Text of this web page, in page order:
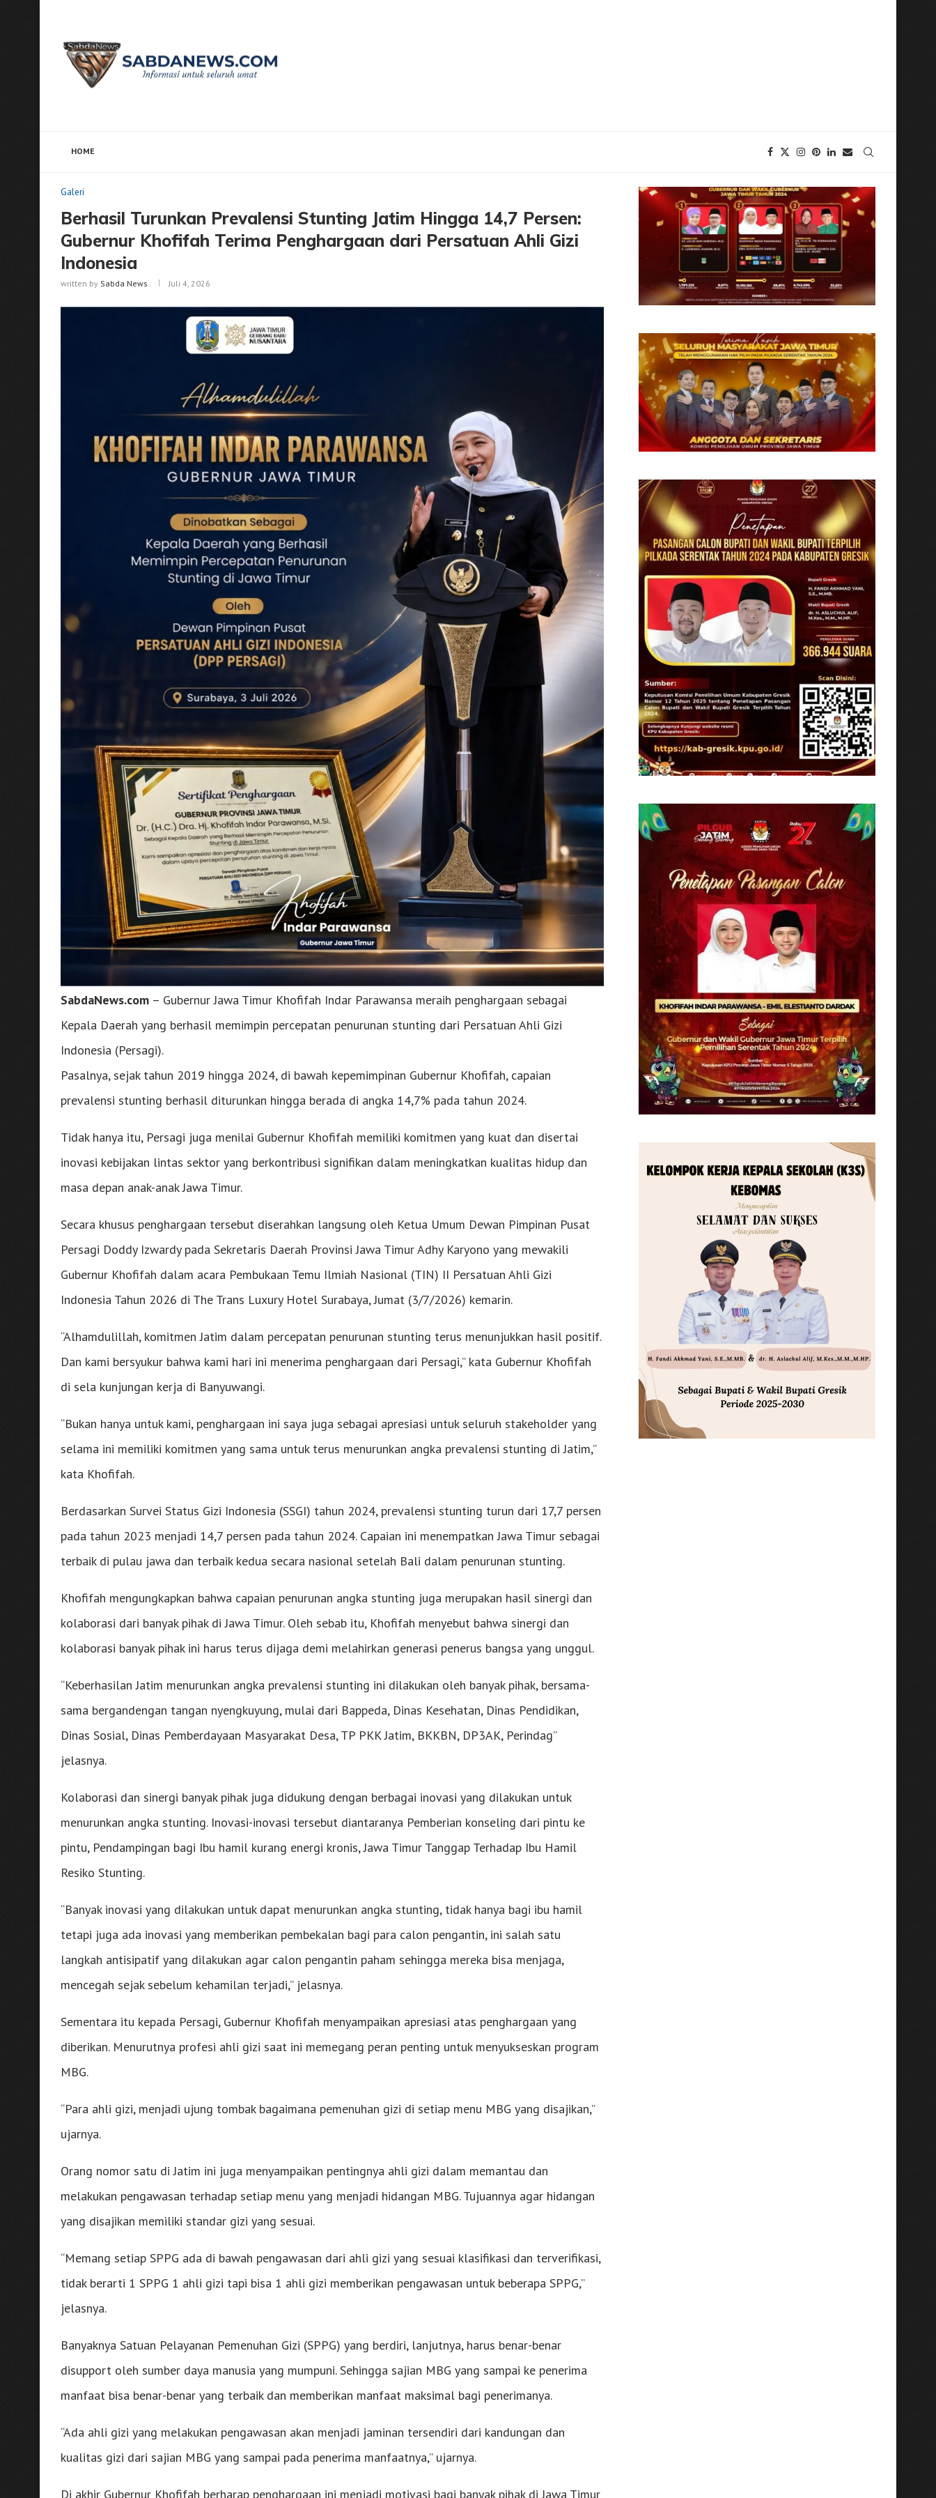
HOME
Galeri
Berhasil Turunkan Prevalensi Stunting Jatim Hingga 14,7 Persen:
Gubernur Khofifah Terima Penghargaan dari Persatuan Ahli Gizi
Indonesia
written by Sabda News Juli 4, 2026
SabdaNews.com – Gubernur Jawa Timur Khofifah Indar Parawansa meraih penghargaan sebagai
Kepala Daerah yang berhasil memimpin percepatan penurunan stunting dari Persatuan Ahli Gizi
Indonesia (Persagi).
Pasalnya, sejak tahun 2019 hingga 2024, di bawah kepemimpinan Gubernur Khofifah, capaian
prevalensi stunting berhasil diturunkan hingga berada di angka 14,7% pada tahun 2024.
Tidak hanya itu, Persagi juga menilai Gubernur Khofifah memiliki komitmen yang kuat dan disertai
inovasi kebijakan lintas sektor yang berkontribusi signifikan dalam meningkatkan kualitas hidup dan
masa depan anak-anak Jawa Timur.
Secara khusus penghargaan tersebut diserahkan langsung oleh Ketua Umum Dewan Pimpinan Pusat
Persagi Doddy Izwardy pada Sekretaris Daerah Provinsi Jawa Timur Adhy Karyono yang mewakili
Gubernur Khofifah dalam acara Pembukaan Temu Ilmiah Nasional (TIN) II Persatuan Ahli Gizi
Indonesia Tahun 2026 di The Trans Luxury Hotel Surabaya, Jumat (3/7/2026) kemarin.
“Alhamdulillah, komitmen Jatim dalam percepatan penurunan stunting terus menunjukkan hasil positif.
Dan kami bersyukur bahwa kami hari ini menerima penghargaan dari Persagi,” kata Gubernur Khofifah
di sela kunjungan kerja di Banyuwangi.
“Bukan hanya untuk kami, penghargaan ini saya juga sebagai apresiasi untuk seluruh stakeholder yang
selama ini memiliki komitmen yang sama untuk terus menurunkan angka prevalensi stunting di Jatim,”
kata Khofifah.
Berdasarkan Survei Status Gizi Indonesia (SSGI) tahun 2024, prevalensi stunting turun dari 17,7 persen
pada tahun 2023 menjadi 14,7 persen pada tahun 2024. Capaian ini menempatkan Jawa Timur sebagai
terbaik di pulau jawa dan terbaik kedua secara nasional setelah Bali dalam penurunan stunting.
Khofifah mengungkapkan bahwa capaian penurunan angka stunting juga merupakan hasil sinergi dan
kolaborasi dari banyak pihak di Jawa Timur. Oleh sebab itu, Khofifah menyebut bahwa sinergi dan
kolaborasi banyak pihak ini harus terus dijaga demi melahirkan generasi penerus bangsa yang unggul.
“Keberhasilan Jatim menurunkan angka prevalensi stunting ini dilakukan oleh banyak pihak, bersama-
sama bergandengan tangan nyengkuyung, mulai dari Bappeda, Dinas Kesehatan, Dinas Pendidikan,
Dinas Sosial, Dinas Pemberdayaan Masyarakat Desa, TP PKK Jatim, BKKBN, DP3AK, Perindag”
jelasnya.
Kolaborasi dan sinergi banyak pihak juga didukung dengan berbagai inovasi yang dilakukan untuk
menurunkan angka stunting. Inovasi-inovasi tersebut diantaranya Pemberian konseling dari pintu ke
pintu, Pendampingan bagi Ibu hamil kurang energi kronis, Jawa Timur Tanggap Terhadap Ibu Hamil
Resiko Stunting.
“Banyak inovasi yang dilakukan untuk dapat menurunkan angka stunting, tidak hanya bagi ibu hamil
tetapi juga ada inovasi yang memberikan pembekalan bagi para calon pengantin, ini salah satu
langkah antisipatif yang dilakukan agar calon pengantin paham sehingga mereka bisa menjaga,
mencegah sejak sebelum kehamilan terjadi,” jelasnya.
Sementara itu kepada Persagi, Gubernur Khofifah menyampaikan apresiasi atas penghargaan yang
diberikan. Menurutnya profesi ahli gizi saat ini memegang peran penting untuk menyukseskan program
MBG.
“Para ahli gizi, menjadi ujung tombak bagaimana pemenuhan gizi di setiap menu MBG yang disajikan,”
ujarnya.
Orang nomor satu di Jatim ini juga menyampaikan pentingnya ahli gizi dalam memantau dan
melakukan pengawasan terhadap setiap menu yang menjadi hidangan MBG. Tujuannya agar hidangan
yang disajikan memiliki standar gizi yang sesuai.
“Memang setiap SPPG ada di bawah pengawasan dari ahli gizi yang sesuai klasifikasi dan terverifikasi,
tidak berarti 1 SPPG 1 ahli gizi tapi bisa 1 ahli gizi memberikan pengawasan untuk beberapa SPPG,”
jelasnya.
Banyaknya Satuan Pelayanan Pemenuhan Gizi (SPPG) yang berdiri, lanjutnya, harus benar-benar
disupport oleh sumber daya manusia yang mumpuni. Sehingga sajian MBG yang sampai ke penerima
manfaat bisa benar-benar yang terbaik dan memberikan manfaat maksimal bagi penerimanya.
“Ada ahli gizi yang melakukan pengawasan akan menjadi jaminan tersendiri dari kandungan dan
kualitas gizi dari sajian MBG yang sampai pada penerima manfaatnya,” ujarnya.
Di akhir Gubernur Khofifah berharap penghargaan ini menjadi motivasi bagi banyak pihak di Jawa Timur